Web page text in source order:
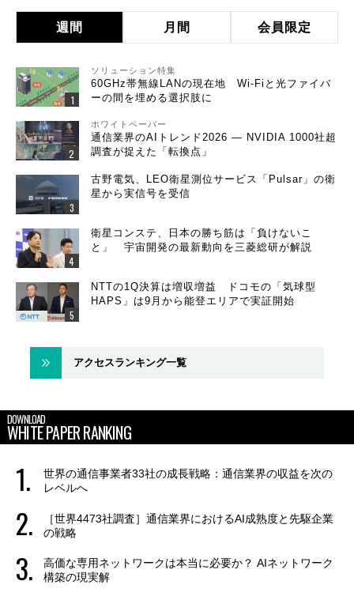
週間 月間 会員限定
ソリューション特集
60GHz帯無線LANの現在地 Wi-Fiと光ファイバ
ーの間を埋める選択肢に
ホワイトペーパー
通信業界のAIトレンド2026 ― NVIDIA 1000社超
調査が捉えた「転換点」
古野電気、LEO衛星測位サービス「Pulsar」の衛
星から実信号を受信
衛星コンステ、日本の勝ち筋は「負けないこ
と」 宇宙開発の最新動向を三菱総研が解説
NTTの1Q決算は増収増益 ドコモの「気球型
HAPS」は9月から能登エリアで実証開始
アクセスランキング一覧
DOWNLOAD
WHITE PAPER RANKING
世界の通信事業者33社の成長戦略：通信業界の収益を次の
レベルへ
［世界4473社調査］通信業界におけるAI成熟度と先駆企業
の戦略
高価な専用ネットワークは本当に必要か？ AIネットワーク
構築の現実解